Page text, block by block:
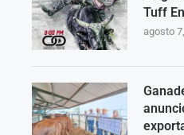
Tuff
agosto